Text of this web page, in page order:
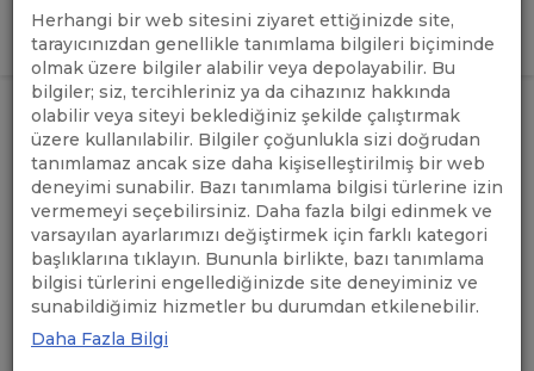
GİRİŞ YAP
Bulgaristan
Bulgaristaniçin taşıma yapan firmalar
Ara:
Herhangi bir web sitesini ziyaret ettiğinizde site,
tarayıcınızdan genellikle tanımlama bilgileri biçiminde
olmak üzere bilgiler alabilir veya depolayabilir. Bu
bilgiler; siz, tercihleriniz ya da cihazınız hakkında
olabilir veya siteyi beklediğiniz şekilde çalıştırmak
üzere kullanılabilir. Bilgiler çoğunlukla sizi doğrudan
tanımlamaz ancak size daha kişiselleştirilmiş bir web
deneyimi sunabilir. Bazı tanımlama bilgisi türlerine izin
vermemeyi seçebilirsiniz. Daha fazla bilgi edinmek ve
varsayılan ayarlarımızı değiştirmek için farklı kategori
başlıklarına tıklayın. Bununla birlikte, bazı tanımlama
bilgisi türlerini engellediğinizde site deneyiminiz ve
sunabildiğimiz hizmetler bu durumdan etkilenebilir.
Daha Fazla Bilgi